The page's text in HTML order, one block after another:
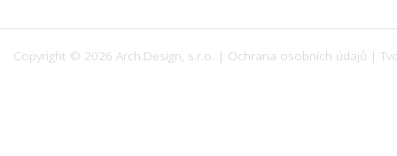
Copyright © 2026 Arch.Design, s.r.o. | Ochrana osobních údajů |